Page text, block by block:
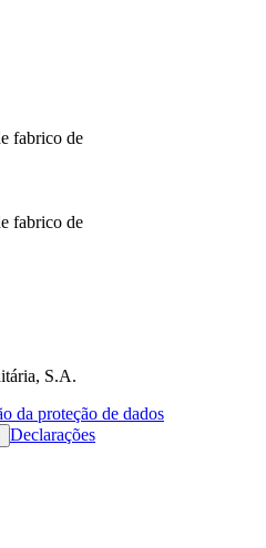
fabrico de
fabrico de
S.A.
da proteção de dados
Declarações